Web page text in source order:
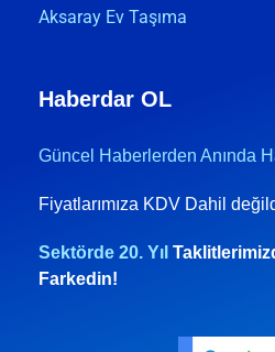
Aksaray Ev Taşıma
Haberdar OL
Güncel Haberlerden Anında
Fiyatlarımıza KDV Dahil
Sektörde 20. Yıl
Farkedin!